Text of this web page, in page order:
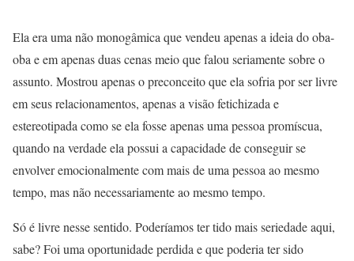
Ela era uma não monogâmica que vendeu apenas a ideia do oba-
oba e em apenas duas cenas meio que falou seriamente sobre o
assunto. Mostrou apenas o preconceito que ela sofria por ser livre
em seus relacionamentos, apenas a visão fetichizada e
estereotipada como se ela fosse apenas uma pessoa promíscua,
quando na verdade ela possui a capacidade de conseguir se
envolver emocionalmente com mais de uma pessoa ao mesmo
tempo, mas não necessariamente ao mesmo tempo.
Só é livre nesse sentido. Poderíamos ter tido mais seriedade aqui,
sabe? Foi uma oportunidade perdida e que poderia ter sido